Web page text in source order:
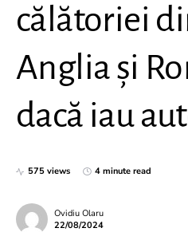
călătoriei
Anglia și
dacă iau
575 views 4 minute read
Ovidiu Olaru
22/08/2024